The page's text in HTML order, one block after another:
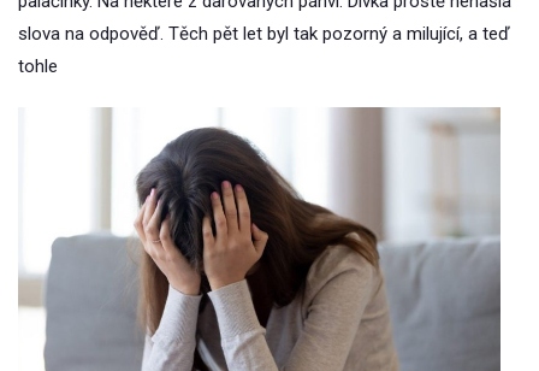
slova na odpověď. Těch pět let byl tak pozorný a milující, a teď
tohle